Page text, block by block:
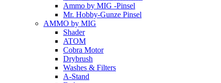
Ammo by MIG -Pinsel
Mr. Hobby-Gunze Pinsel
AMMO by MIG
Shader
ATOM
Cobra Motor
Drybrush
Washes & Filters
A-Stand